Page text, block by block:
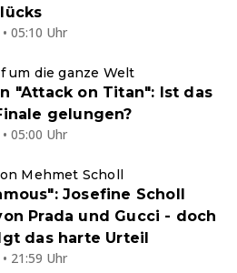
05:10 Uhr
um die ganze Welt
"Attack on Titan": Ist das
gelungen?
05:00 Uhr
Mehmet Scholl
Josefine Scholl
Prada und Gucci - doch
das harte Urteil
21:59 Uhr